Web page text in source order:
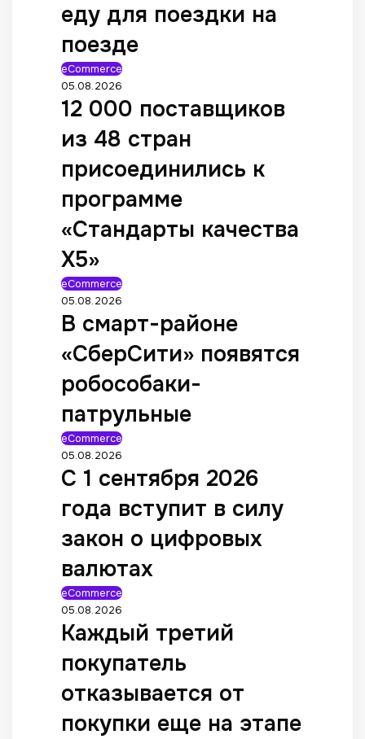
еду для поездки на
поезде
eCommerce
05.08.2026
12 000 поставщиков
из 48 стран
присоединились к
программе
«Стандарты качества
X5»
eCommerce
05.08.2026
В смарт-районе
«СберСити» появятся
робособаки-
патрульные
eCommerce
05.08.2026
С 1 сентября 2026
года вступит в силу
закон о цифровых
валютах
eCommerce
05.08.2026
Каждый третий
покупатель
отказывается от
покупки еще на этапе